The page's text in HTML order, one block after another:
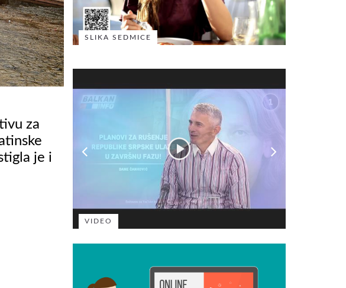
za
je i
SLIKA SEDMICE
VIDEO